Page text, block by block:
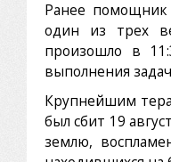
Ранее помощник
один из трех
произошло в
выполнения
Крупнейшим
был сбит 19
землю,